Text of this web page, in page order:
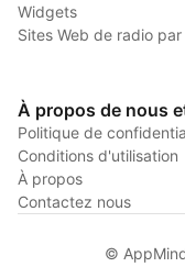
Widgets
Sites Web de radio
À propos de nous
Politique de
Conditions d'utilisation
À propos
Contactez nous
©